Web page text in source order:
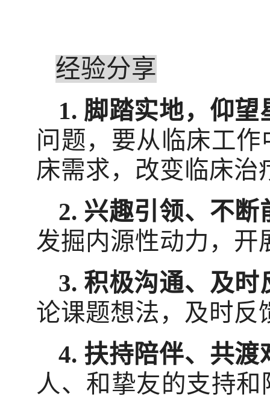
经验分享
1. 脚踏实地，仰望
问题，要从临床工
床需求，改变临床治
2. 兴趣引领、不断
发掘内源性动力，开
3. 积极沟通、及时
论课题想法，及时反
4. 扶持陪伴、共渡
人、和挚友的支持